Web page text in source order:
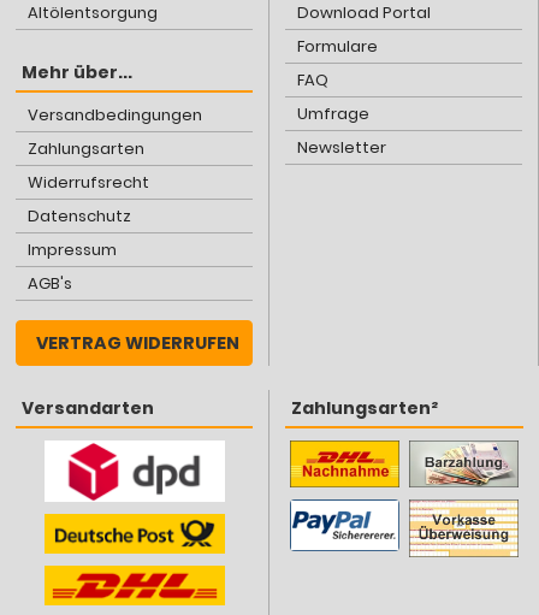
Altölentsorgung
Mehr über...
Versandbedingungen
Zahlungsarten
Widerrufsrecht
Datenschutz
Impressum
AGB's
VERTRAG WIDERRUFEN
Download Portal
Formulare
FAQ
Umfrage
Newsletter
Versandarten Zahlungsarten²